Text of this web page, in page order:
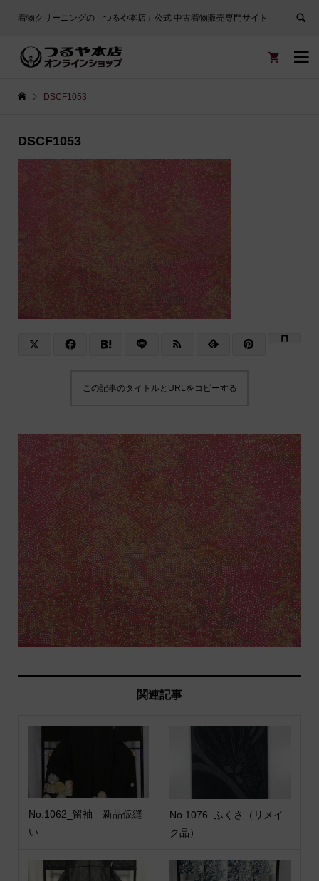
着物クリーニングの「つるや本店」公式 中古着物販売専門サイト


DSCF1053
DSCF1053
この記事のタイトルとURLをコピーする
関連記事
No.1062_留袖 新品仮縫
い
No.1076_ふくさ（リメイ
ク品）